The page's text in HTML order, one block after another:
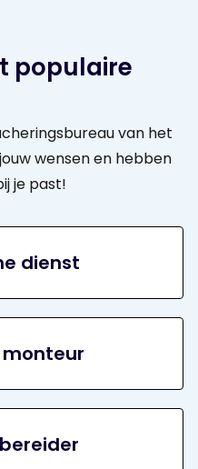
populaire
van het
wensen en hebben
je past!
dienst